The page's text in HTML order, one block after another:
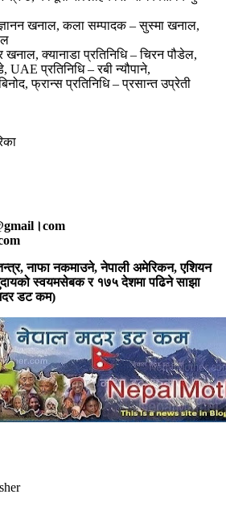
खनाल, कला सम्पादक – सुस्मा खनाल,
खनाल, क्यानाडा प्रतिनिधि – चिरन पौडेल,
UAE प्रतिनिधि – रबी न्यौपाने,
फ्रान्स प्रतिनिधि – प्रसान्त उप्रेती
नाफा नकमाउने, नेपाली अमेरिकन, एशियन
स्वयमसेबक र १७५ देशमा पढिने साझा
डट कम)